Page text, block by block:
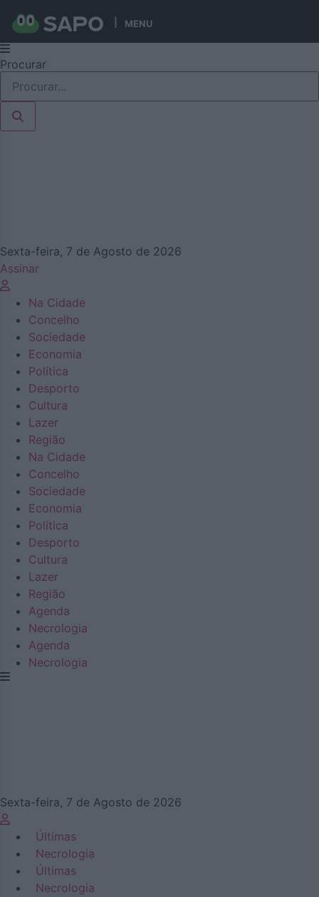
MENU
Pular
para
conteúdo
Procurar
Sexta-feira, 7 de Agosto de 2026
Assinar
Na Cidade
Concelho
Sociedade
Economia
Política
Desporto
Cultura
Lazer
Região
Na Cidade
Concelho
Sociedade
Economia
Política
Desporto
Cultura
Lazer
Região
Agenda
Necrologia
Agenda
Necrologia
Sexta-feira, 7 de Agosto de 2026
Últimas
Necrologia
Últimas
Necrologia